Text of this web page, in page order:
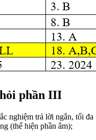
phần III
nghiệm trả lời ngắn, tối đa
(thể hiện phần âm);